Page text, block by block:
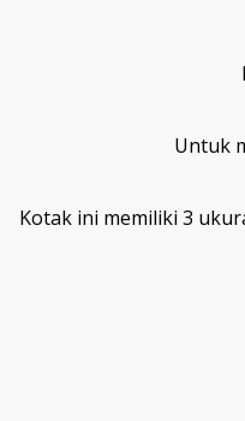
Untuk
Kotak ini memiliki 3